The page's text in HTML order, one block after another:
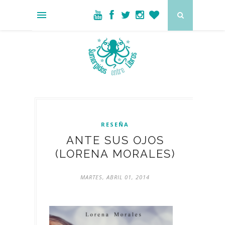
RESEÑA
ANTE SUS OJOS
(LORENA MORALES)
MARTES, ABRIL 01, 2014